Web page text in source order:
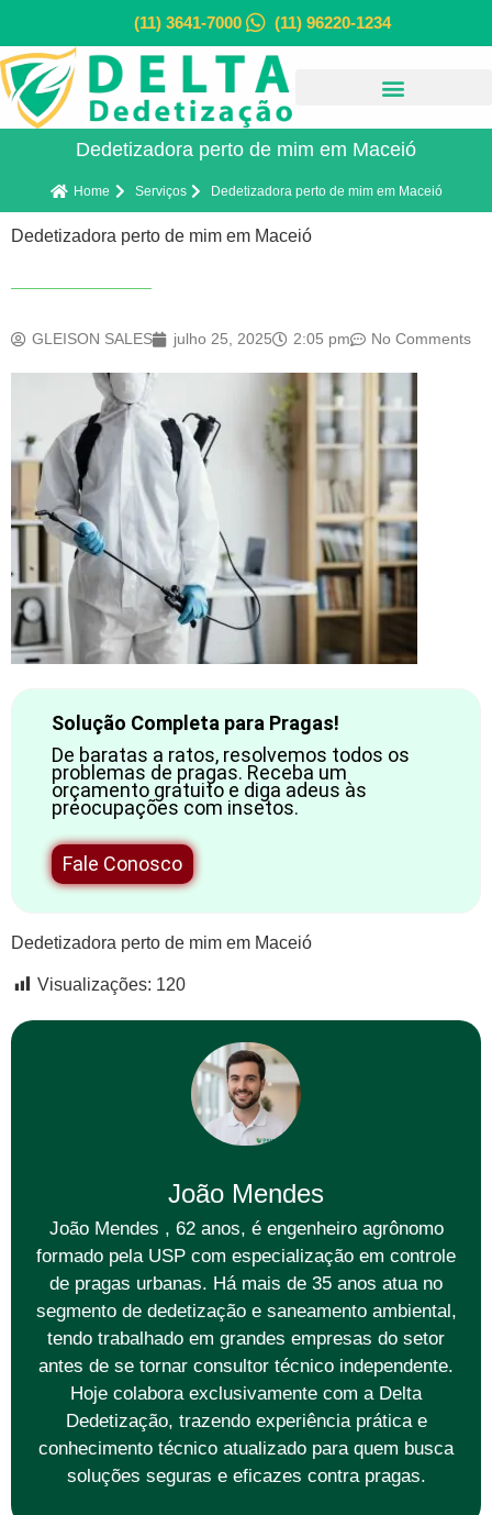
(11) 3641-7000 (11) 96220-1234
Dedetizadora perto de mim em Maceió
Home Serviços Dedetizadora perto de mim em Maceió
Dedetizadora perto de mim em Maceió
GLEISON SALES julho 25, 2025 2:05 pm No Comments
Solução Completa para Pragas!
De baratas a ratos, resolvemos todos os
problemas de pragas. Receba um
orçamento gratuito e diga adeus às
preocupações com insetos.
Fale Conosco
Dedetizadora perto de mim em Maceió
Visualizações: 120
João Mendes
João Mendes , 62 anos, é engenheiro agrônomo
formado pela USP com especialização em controle
de pragas urbanas. Há mais de 35 anos atua no
segmento de dedetização e saneamento ambiental,
tendo trabalhado em grandes empresas do setor
antes de se tornar consultor técnico independente.
Hoje colabora exclusivamente com a Delta
Dedetização, trazendo experiência prática e
conhecimento técnico atualizado para quem busca
soluções seguras e eficazes contra pragas.